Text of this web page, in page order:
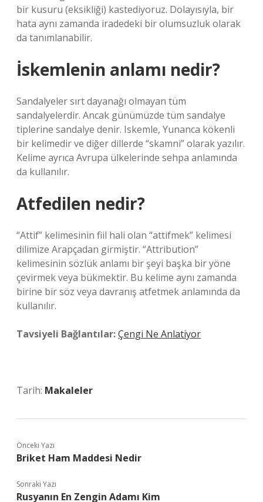
bir kusuru (eksikliği) kastediyoruz. Dolayısıyla, bir
hata aynı zamanda iradedeki bir olumsuzluk olarak
da tanımlanabilir.
İskemlenin anlamı nedir?
Sandalyeler sırt dayanağı olmayan tüm
sandalyelerdir. Ancak günümüzde tüm sandalye
tiplerine sandalye denir. Iskemle, Yunanca kökenli
bir kelimedir ve diğer dillerde “skamni” olarak yazılır.
Kelime ayrıca Avrupa ülkelerinde sehpa anlamında
da kullanılır.
Atfedilen nedir?
“Attif” kelimesinin fiil hali olan “attifmek” kelimesi
dilimize Arapçadan girmiştir. “Attribution”
kelimesinin sözlük anlamı bir şeyi başka bir yöne
çevirmek veya bükmektir. Bu kelime aynı zamanda
birine bir söz veya davranış atfetmek anlamında da
kullanılır.
Tavsiyeli Bağlantılar:Çengi Ne Anlatiyor
Tarih: Makaleler
Önceki Yazı
Briket Ham Maddesi Nedir
Sonraki Yazı
Rusyanın En Zengin Adamı Kim